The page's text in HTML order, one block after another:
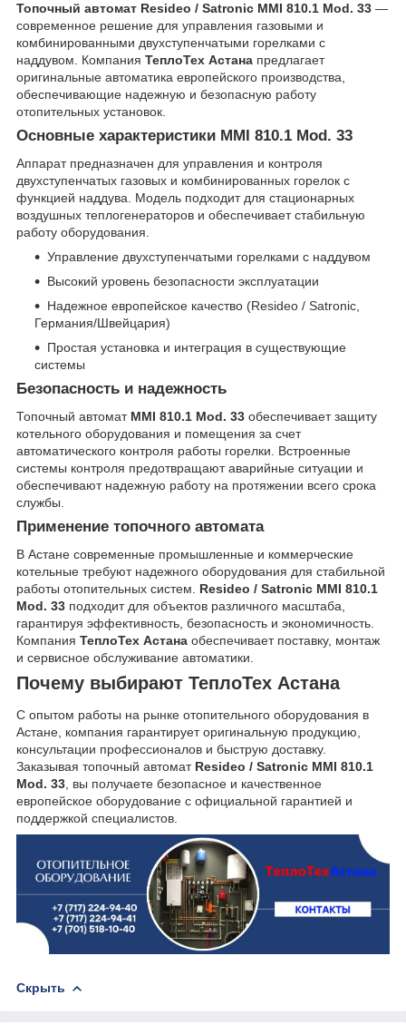
Топочный автомат Resideo / Satronic MMI 810.1 Mod. 33 —
современное решение для управления газовыми и
комбинированными двухступенчатыми горелками с
наддувом. Компания ТеплоТех Астана предлагает
оригинальные автоматика европейского производства,
обеспечивающие надежную и безопасную работу
отопительных установок.
Основные характеристики MMI 810.1 Mod. 33
Аппарат предназначен для управления и контроля
двухступенчатых газовых и комбинированных горелок с
функцией наддува. Модель подходит для стационарных
воздушных теплогенераторов и обеспечивает стабильную
работу оборудования.
Управление двухступенчатыми горелками с наддувом
Высокий уровень безопасности эксплуатации
Надежное европейское качество (Resideo / Satronic,
Германия/Швейцария)
Простая установка и интеграция в существующие
системы
Безопасность и надежность
Топочный автомат MMI 810.1 Mod. 33 обеспечивает защиту
котельного оборудования и помещения за счет
автоматического контроля работы горелки. Встроенные
системы контроля предотвращают аварийные ситуации и
обеспечивают надежную работу на протяжении всего срока
службы.
Применение топочного автомата
В Астане современные промышленные и коммерческие
котельные требуют надежного оборудования для стабильной
работы отопительных систем. Resideo / Satronic MMI 810.1
Mod. 33 подходит для объектов различного масштаба,
гарантируя эффективность, безопасность и экономичность.
Компания ТеплоТех Астана обеспечивает поставку, монтаж
и сервисное обслуживание автоматики.
Почему выбирают ТеплоТех Астана
С опытом работы на рынке отопительного оборудования в
Астане, компания гарантирует оригинальную продукцию,
консультации профессионалов и быструю доставку.
Заказывая топочный автомат Resideo / Satronic MMI 810.1
Mod. 33, вы получаете безопасное и качественное
европейское оборудование с официальной гарантией и
поддержкой специалистов.
Скрыть